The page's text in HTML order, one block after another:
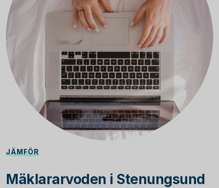
JÄMFÖR
Mäklararvoden i Stenungsund